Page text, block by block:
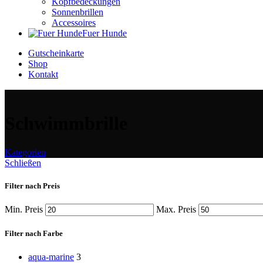
Sonnenbrillen
Accessoires
Fuer Hunde
Gutscheinkarte
Shop
Kontakt
Kategorien
Schließen
Filter nach Preis
Min. Preis Max. Preis
Filter nach Farbe
aqua-marine 3